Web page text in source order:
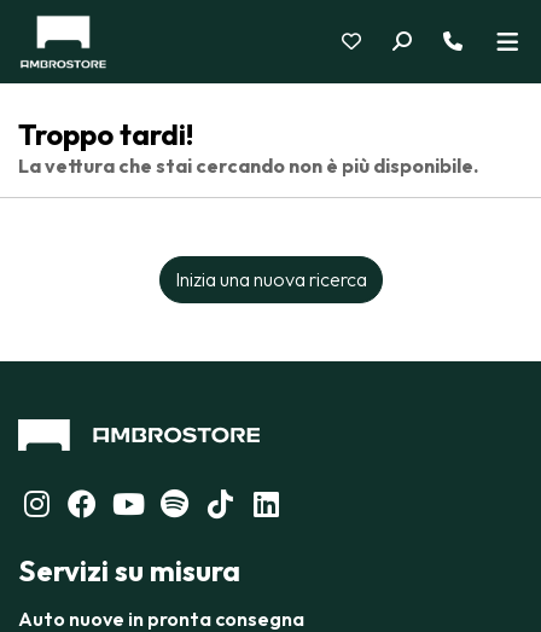
Troppo tardi!
La vettura che stai cercando non è più disponibile.
Inizia una nuova ricerca
Servizi su misura
Auto nuove in pronta consegna